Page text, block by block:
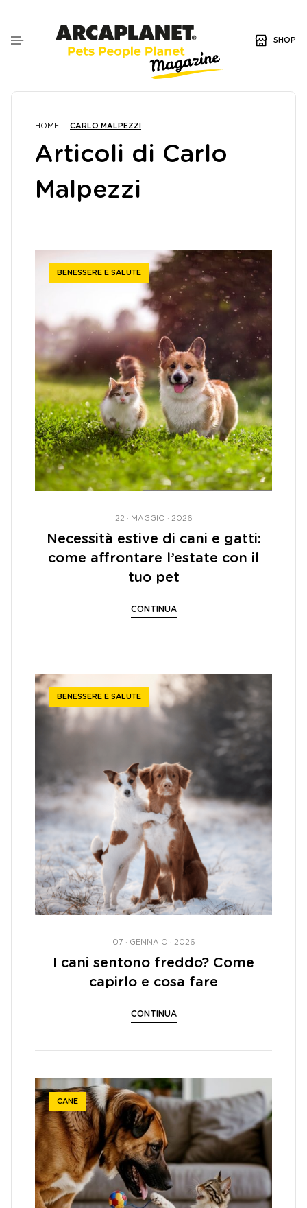
SHOP
HOME — CARLO MALPEZZI
Articoli di Carlo
Malpezzi
BENESSERE E SALUTE
22 · MAGGIO · 2026
Necessità estive di cani e gatti:
come affrontare l’estate con il
tuo pet
CONTINUA
BENESSERE E SALUTE
07 · GENNAIO · 2026
I cani sentono freddo? Come
capirlo e cosa fare
CONTINUA
CANE